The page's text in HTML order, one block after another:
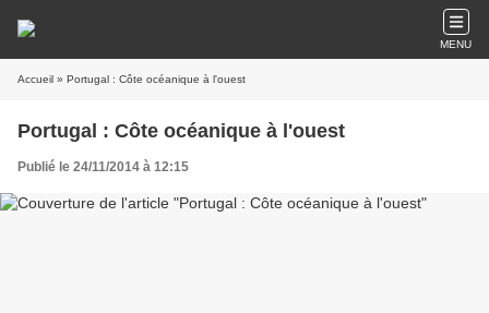
MENU
Accueil » Portugal : Côte océanique à l'ouest
Portugal : Côte océanique à l'ouest
Publié le 24/11/2014 à 12:15